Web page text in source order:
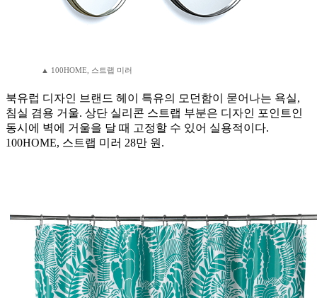
▲ 100HOME, 스트랩 미러
북유럽 디자인 브랜드 헤이 특유의 모던함이 묻어나는 욕실,
침실 겸용 거울. 상단 실리콘 스트랩 부분은 디자인 포인트인
동시에 벽에 거울을 달 때 고정할 수 있어 실용적이다.
100HOME, 스트랩 미러 28만 원.